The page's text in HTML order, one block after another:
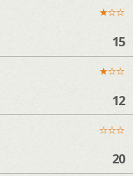
★☆☆
15
★☆☆
12
☆☆☆
20